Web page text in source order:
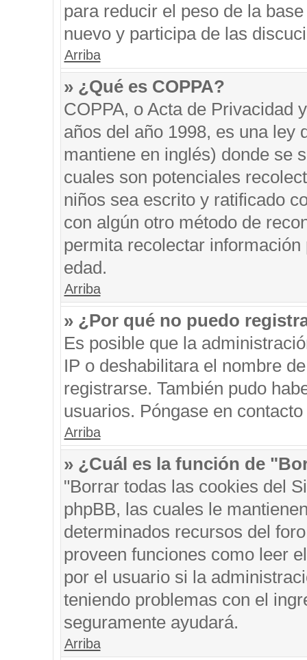
para reducir el peso de la
nuevo y participa de las
Arriba
» ¿Qué es COPPA?
COPPA, o Acta de Privacidad
años del año 1998, es una ley
mantiene en inglés) donde se
cuales son potenciales
niños sea escrito y ratificado
con algún otro método de
permita recolectar
edad.
Arriba
» ¿Por qué no puedo
Es posible que la
IP o deshabilitara el nombre
registrarse. También pudo
usuarios. Póngase en
Arriba
» ¿Cuál es la función de
"Borrar todas las cookies del
phpBB, las cuales le
determinados recursos del
proveen funciones como leer
por el usuario si la
teniendo problemas con el
seguramente ayudará.
Arriba